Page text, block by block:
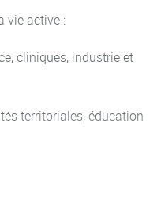
vie active :
cliniques, industrie et
territoriales, éducation
conseiller